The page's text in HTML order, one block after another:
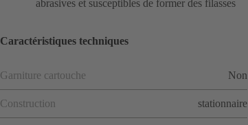
abrasives et susceptibles de former des filasses
Caractéristiques techniques
Garniture cartouche Non
Construction stationnaire